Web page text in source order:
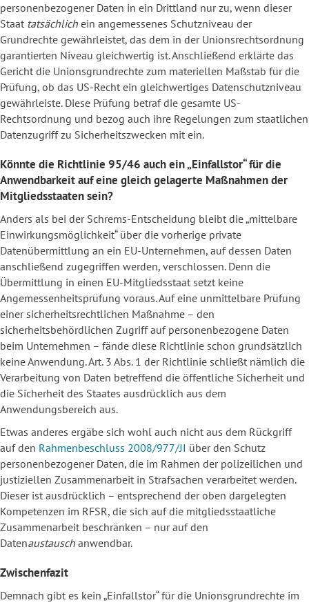
personenbezogener Daten in ein Drittland nur zu, wenn dieser
Staat tatsächlich ein angemessenes Schutzniveau der
Grundrechte gewährleistet, das dem in der Unionsrechtsordnung
garantierten Niveau gleichwertig ist. Anschließend erklärte das
Gericht die Unionsgrundrechte zum materiellen Maßstab für die
Prüfung, ob das US-Recht ein gleichwertiges Datenschutzniveau
gewährleiste. Diese Prüfung betraf die gesamte US-
Rechtsordnung und bezog auch ihre Regelungen zum staatlichen
Datenzugriff zu Sicherheitszwecken mit ein.
Könnte die Richtlinie 95/46 auch ein „Einfallstor“ für die
Anwendbarkeit auf eine gleich gelagerte Maßnahmen der
Mitgliedsstaaten sein?
Anders als bei der Schrems-Entscheidung bleibt die „mittelbare
Einwirkungsmöglichkeit“ über die vorherige private
Datenübermittlung an ein EU-Unternehmen, auf dessen Daten
anschließend zugegriffen werden, verschlossen. Denn die
Übermittlung in einen EU-Mitgliedsstaat setzt keine
Angemessenheitsprüfung voraus. Auf eine unmittelbare Prüfung
einer sicherheitsrechtlichen Maßnahme – den
sicherheitsbehördlichen Zugriff auf personenbezogene Daten
beim Unternehmen – fände diese Richtlinie schon grundsätzlich
keine Anwendung. Art. 3 Abs. 1 der Richtlinie schließt nämlich die
Verarbeitung von Daten betreffend die öffentliche Sicherheit und
die Sicherheit des Staates ausdrücklich aus dem
Anwendungsbereich aus.
Etwas anderes ergäbe sich wohl auch nicht aus dem Rückgriff
auf den Rahmenbeschluss 2008/977/JI über den Schutz
personenbezogener Daten, die im Rahmen der polizeilichen und
justiziellen Zusammenarbeit in Strafsachen verarbeitet werden.
Dieser ist ausdrücklich – entsprechend der oben dargelegten
Kompetenzen im RFSR, die sich auf die mitgliedsstaatliche
Zusammenarbeit beschränken – nur auf den
Datenaustausch anwendbar.
Zwischenfazit
Demnach gibt es kein „Einfallstor“ für die Unionsgrundrechte im